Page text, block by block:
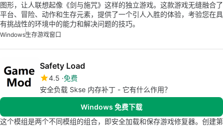
图形，让人联想起像《剑与施咒》这样的独立游戏。这款游戏无缝融合了
平台、冒险、动作和生存元素，提供了一个引人入胜的体验，考验您在具
有挑战性的环境中的能力和解决问题的技巧。
Windows生存游戏窗口
Safety Load
4.5 免费
安全负载 Skse 内存补丁 - 它有什么作用？
Windows 免费下载
这个模组是两个不同模组的组合，即安全加载和保存游戏修复器。创建第